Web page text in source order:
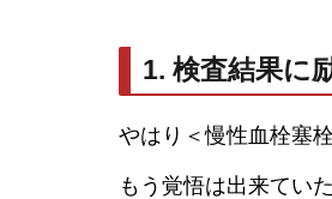
1. 検査結果に
やはり＜慢性血栓塞
もう覚悟は出来てい